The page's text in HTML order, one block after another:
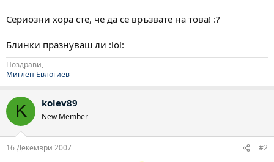
Сериозни хора сте, че да се връзвате на това! :?
Блинки празнуваш ли :lol:
Поздрави,
Миглен Евлогиев
K kolev89
New Member
16 Декември 2007 #2